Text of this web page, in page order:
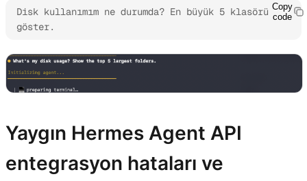
Disk kullanımım ne durumda? En büyük 5 klasörü
göster.
Copy
code
Yaygın Hermes Agent API
entegrasyon hataları ve